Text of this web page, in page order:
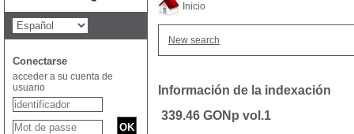
Inicio
New search
Información de la indexación
339.46 GONp vol.1
Conectarse
acceder a su cuenta de
usuario